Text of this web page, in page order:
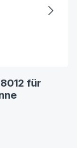
für